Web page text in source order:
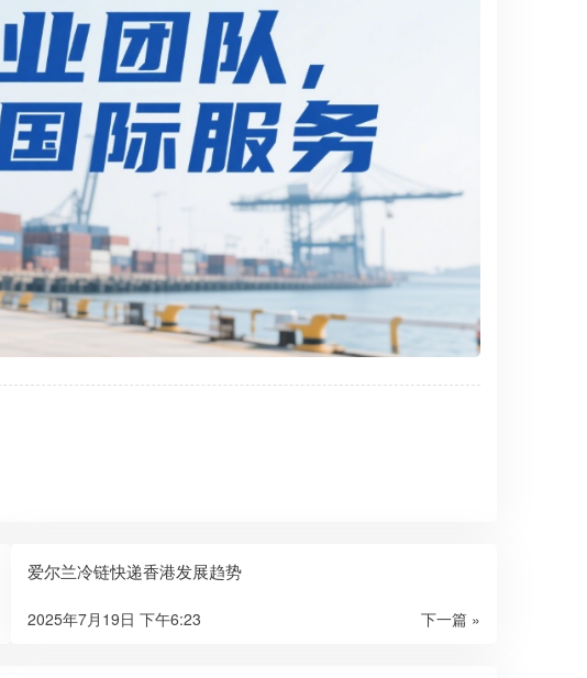
爱尔兰冷链快递香港发展趋势
下一篇 »
2025年7月19日 下午6:23